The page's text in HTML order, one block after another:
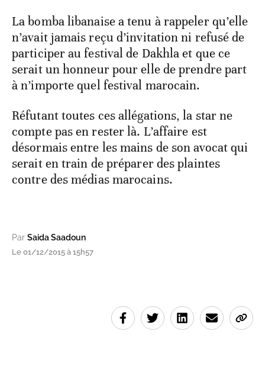
La bomba libanaise a tenu à rappeler qu’elle
n’avait jamais reçu d’invitation ni refusé de
participer au festival de Dakhla et que ce
serait un honneur pour elle de prendre part
à n’importe quel festival marocain.
Réfutant toutes ces allégations, la star ne
compte pas en rester là. L’affaire est
désormais entre les mains de son avocat qui
serait en train de préparer des plaintes
contre des médias marocains.
Par Saida Saadoun
Le 01/12/2015 à 15h57